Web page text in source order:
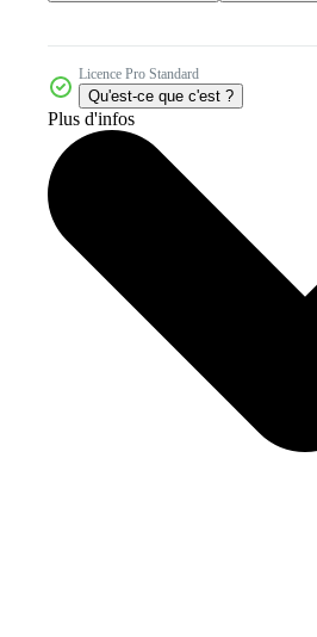
Licence Pro Standard
Qu'est-ce que c'est ?
Plus d'infos